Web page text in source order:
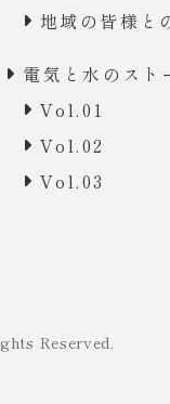
地域の皆様と
電気と水のスト
Vol.01
Vol.02
Vol.03
Reserved.